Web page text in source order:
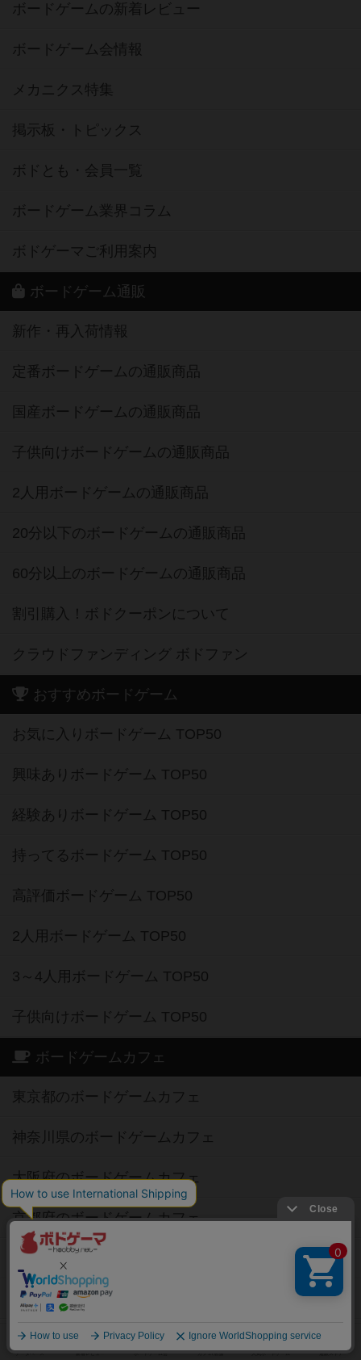
ボードゲームの新着レビュー
ボードゲーム会情報
メカニクス特集
掲示板・トピックス
ボドとも・会員一覧
ボードゲーム業界コラム
ボドゲーマご利用案内
ボードゲーム通販
新作・再入荷情報
定番ボードゲームの通販商品
国産ボードゲームの通販商品
子供向けボードゲームの通販商品
2人用ボードゲームの通販商品
20分以下のボードゲームの通販商品
60分以上のボードゲームの通販商品
割引購入！ボドクーポンについて
クラウドファンディング ボドファン
おすすめボードゲーム
お気に入りボードゲーム TOP50
興味ありボードゲーム TOP50
経験ありボードゲーム TOP50
持ってるボードゲーム TOP50
高評価ボードゲーム TOP50
2人用ボードゲーム TOP50
3～4人用ボードゲーム TOP50
子供向けボードゲーム TOP50
ボードゲームカフェ
東京都のボードゲームカフェ
神奈川県のボードゲームカフェ
大阪府のボードゲームカフェ
京都府のボードゲームカフェ
愛知県のボードゲームカフェ
福岡県のボードゲームカフェ
北海道のボードゲームカフェ